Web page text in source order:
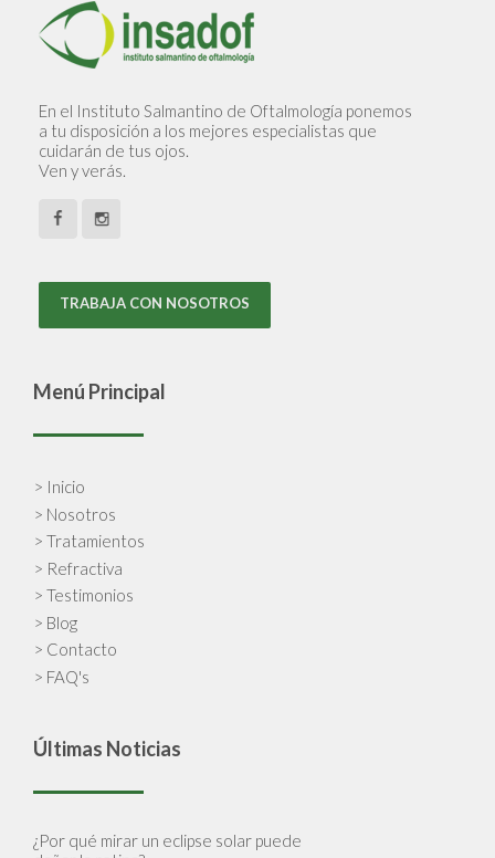
En el Instituto Salmantino de Oftalmología ponemos
a tu disposición a los mejores especialistas que
cuidarán de tus ojos.
Ven y verás.
TRABAJA CON NOSOTROS
Menú Principal
> Inicio
> Nosotros
> Tratamientos
> Refractiva
> Testimonios
> Blog
> Contacto
> FAQ's
Últimas Noticias
¿Por qué mirar un eclipse solar puede